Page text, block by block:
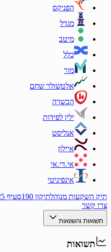
הפניקס
מגדל
מיטב
כלל
מור
אלטשולר שחם
הכשרה
ילין לפידות
אנליסט
איילון
אי.די.אי
אינפיניטי
תיק השקעות מנוהלתיקון 190 סעיף 125ד
צרו קשר
תשואות והשוואות
תשואות